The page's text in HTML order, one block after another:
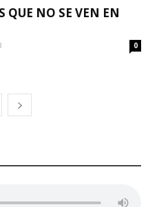
NO SE VEN EN
0